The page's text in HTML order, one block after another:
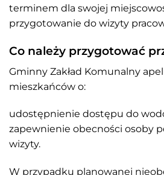
terminem dla swojej
przygotowanie do wizyty
Co należy przygotować
Gminny Zakład Komunalny
mieszkańców o:
udostępnienie dostępu do
zapewnienie obecności osoby
wizyty.
W przypadku planowanej